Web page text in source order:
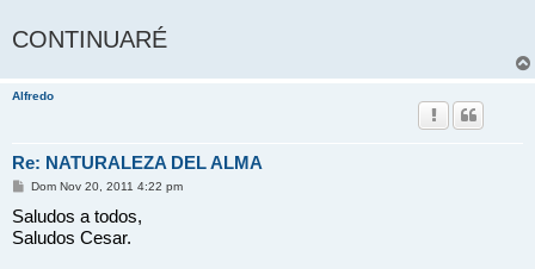
CONTINUARÉ
Alfredo
Re: NATURALEZA DEL ALMA
M
n
a
Dom Nov 20, 2011 4:22 pm
Saludos a todos,
Saludos Cesar.